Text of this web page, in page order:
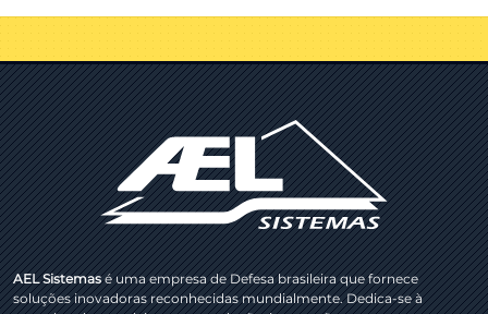
AEL Sistemasé uma empresa de Defesa brasileira que fornece
soluções inovadoras reconhecidas mundialmente. Dedica-se à